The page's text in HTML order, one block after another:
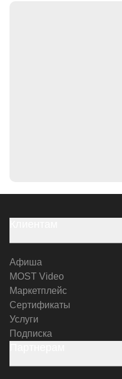
Афиша
MOST Video
Маркетплейс
Сертификаты
Услуги
Подписка